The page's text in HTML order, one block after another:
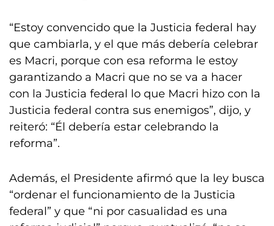
“Estoy convencido que la Justicia federal hay
que cambiarla, y el que más debería celebrar
es Macri, porque con esa reforma le estoy
garantizando a Macri que no se va a hacer
con la Justicia federal lo que Macri hizo con la
Justicia federal contra sus enemigos”, dijo, y
reiteró: “Él debería estar celebrando la
reforma”.
Además, el Presidente afirmó que la ley busca
“ordenar el funcionamiento de la Justicia
federal” y que “ni por casualidad es una